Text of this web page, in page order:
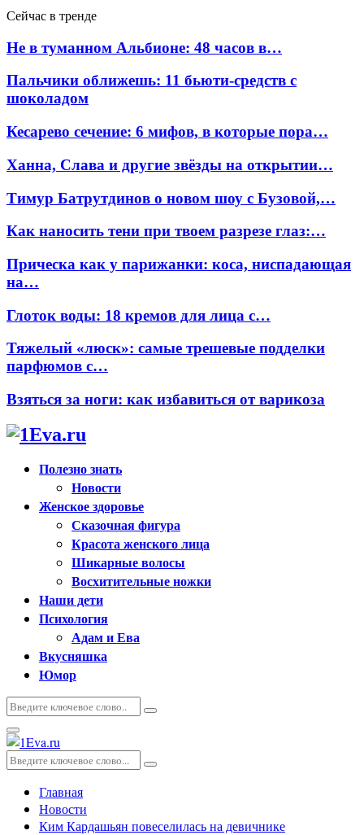
Сейчас в тренде
Не в туманном Альбионе: 48 часов в…
Пальчики оближешь: 11 бьюти-средств с
шоколадом
Кесарево сечение: 6 мифов, в которые пора…
Ханна, Слава и другие звёзды на открытии…
Тимур Батрутдинов о новом шоу с Бузовой,…
Как наносить тени при твоем разрезе глаз:…
Прическа как у парижанки: коса, ниспадающая
на…
Глоток воды: 18 кремов для лица с…
Тяжелый «люск»: самые трешевые подделки
парфюмов с…
Взяться за ноги: как избавиться от варикоза
Полезно знать
Новости
Женское здоровье
Сказочная фигура
Красота женского лица
Шикарные волосы
Восхитительные ножки
Наши дети
Психология
Адам и Ева
Вкусняшка
Юмор
Искать:
Поиск
Основное
меню
Искать:
Поиск
Главная
Новости
Ким Кардашьян повеселилась на девичнике